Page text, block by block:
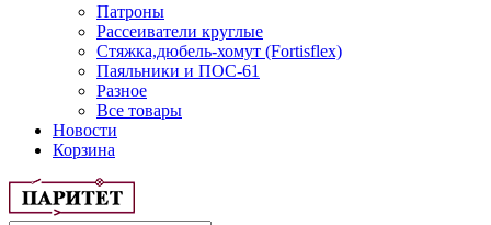
Патроны
Рассеиватели круглые
Стяжка,дюбель-хомут (Fortisflex)
Паяльники и ПОС-61
Разное
Все товары
Новости
Корзина